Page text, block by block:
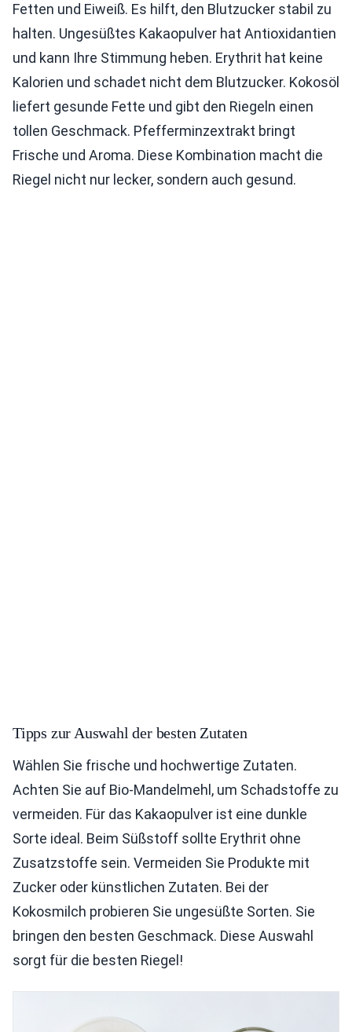
Fetten und Eiweiß. Es hilft, den Blutzucker stabil zu
halten. Ungesüßtes Kakaopulver hat Antioxidantien
und kann Ihre Stimmung heben. Erythrit hat keine
Kalorien und schadet nicht dem Blutzucker. Kokosöl
liefert gesunde Fette und gibt den Riegeln einen
tollen Geschmack. Pfefferminzextrakt bringt
Frische und Aroma. Diese Kombination macht die
Riegel nicht nur lecker, sondern auch gesund.
Tipps zur Auswahl der besten Zutaten
Wählen Sie frische und hochwertige Zutaten.
Achten Sie auf Bio-Mandelmehl, um Schadstoffe zu
vermeiden. Für das Kakaopulver ist eine dunkle
Sorte ideal. Beim Süßstoff sollte Erythrit ohne
Zusatzstoffe sein. Vermeiden Sie Produkte mit
Zucker oder künstlichen Zutaten. Bei der
Kokosmilch probieren Sie ungesüßte Sorten. Sie
bringen den besten Geschmack. Diese Auswahl
sorgt für die besten Riegel!